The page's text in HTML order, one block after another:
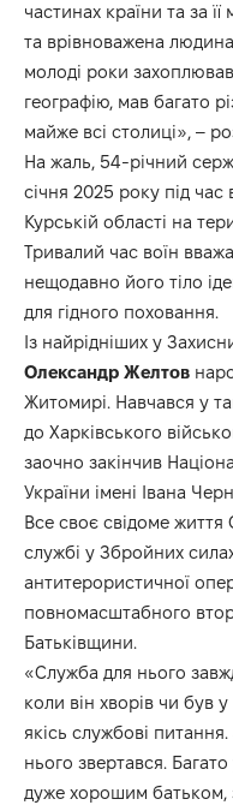
частинах країни та за
та врівноважена
молоді роки
географію, мав багато
майже всі столиці», –
На жаль, 54-річний
січня 2025 року під
Курській області на
Тривалий час воїн
нещодавно його тіло
для гідного поховання.
Із найрідніших у
Олександр Желтов
Житомирі. Навчався у
до Харківського
заочно закінчив
України імені Івана
Все своє свідоме
службі у Збройних
антитерористичної
повномасштабного
Батьківщини.
«Служба для нього
коли він хворів чи був
якісь службові
нього звертався. Багато
дуже хорошим батьком,